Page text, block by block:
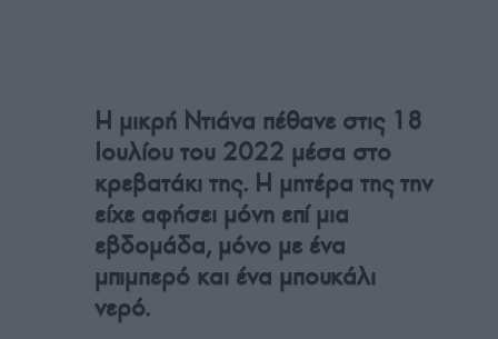
Η μικρή Ντιάνα πέθανε στις 18
Ιουλίου του 2022 μέσα στο
κρεβατάκι της. Η μητέρα της την
είχε αφήσει μόνη επί μια
εβδομάδα, μόνο με ένα
μπιμπερό και ένα μπουκάλι
νερό.